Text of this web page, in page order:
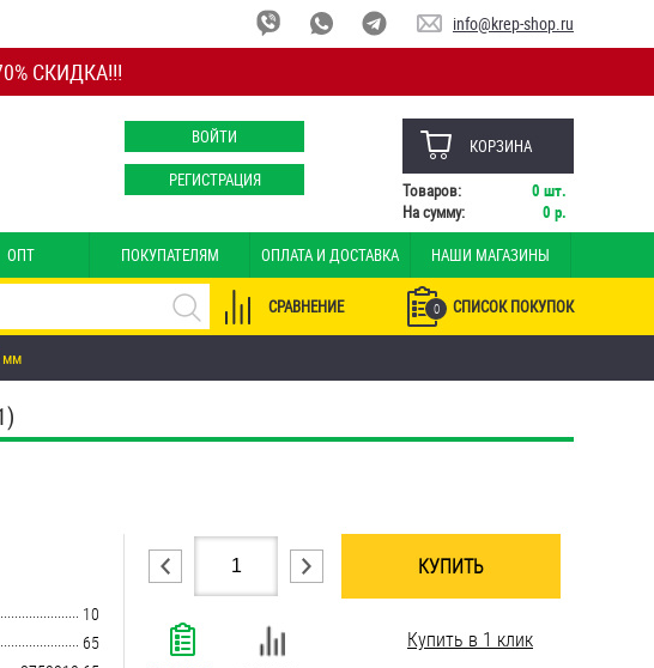
СКИДКА!!!
info@krep-shop.ru
ВОЙТИ
РЕГИСТРАЦИЯ
КОРЗИНА
Товаров: 0 шт.
На сумму:
0 р.
ОПТ ПОКУПАТЕЛЯМ ОПЛАТА И ДОСТАВКА НАШИ МАГАЗИНЫ
0 СПИСОК ПОКУПОК
СРАВНЕНИЕ
мм
10
65
КУПИТЬ
Купить в 1 клик